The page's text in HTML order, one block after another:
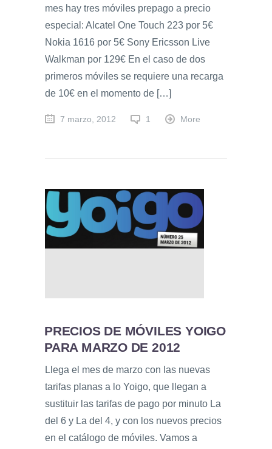
mes hay tres móviles prepago a precio
especial: Alcatel One Touch 223 por 5€
Nokia 1616 por 5€ Sony Ericsson Live
Walkman por 129€ En el caso de dos
primeros móviles se requiere una recarga
de 10€ en el momento de […]
7 marzo, 2012 1 More
PRECIOS DE MÓVILES YOIGO
PARA MARZO DE 2012
Llega el mes de marzo con las nuevas
tarifas planas a lo Yoigo, que llegan a
sustituir las tarifas de pago por minuto La
del 6 y La del 4, y con los nuevos precios
en el catálogo de móviles. Vamos a